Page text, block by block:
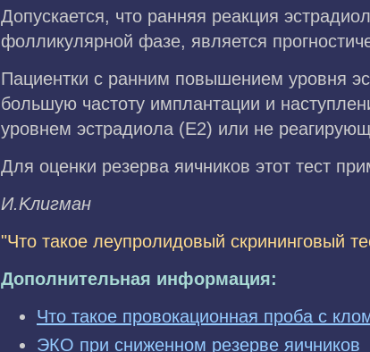
Допускается, что ранняя реакция
фолликулярной фазе, является
Пациентки с ранним повышением уровня
большую частоту имплантации и
уровнем эстрадиола (Е2) или не
Для оценки резерва яичников этот тест
И.Kлигмaн
"Что такое леупролидовый скрининговый
Дополнительная информация:
Что такое провокационная проба с
ЭКО при сниженном резерве яичников